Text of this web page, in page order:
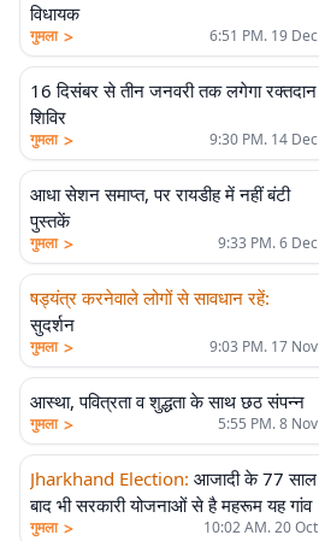
विधायक
गुमला > 6:51 PM. 19 Dec
16 दिसंबर से तीन जनवरी तक लगेगा रक्तदान
शिविर
गुमला > 9:30 PM. 14 Dec
आधा सेशन समाप्त, पर रायडीह में नहीं बंटी
पुस्तकें
गुमला > 9:33 PM. 6 Dec
षड्यंत्र करनेवाले लोगों से सावधान रहें:
सुदर्शन
गुमला > 9:03 PM. 17 Nov
आस्था, पवित्रता व शुद्धता के साथ छठ संपन्न
गुमला > 5:55 PM. 8 Nov
Jharkhand Election: आजादी के 77 साल
बाद भी सरकारी योजनाओं से है महरूम यह गांव
गुमला > 10:02 AM. 20 Oct